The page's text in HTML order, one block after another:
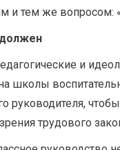
и тем же вопросом:
и
школы
руководителя,
трудового